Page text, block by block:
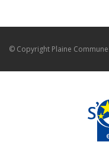
© Copyright Plaine Commune